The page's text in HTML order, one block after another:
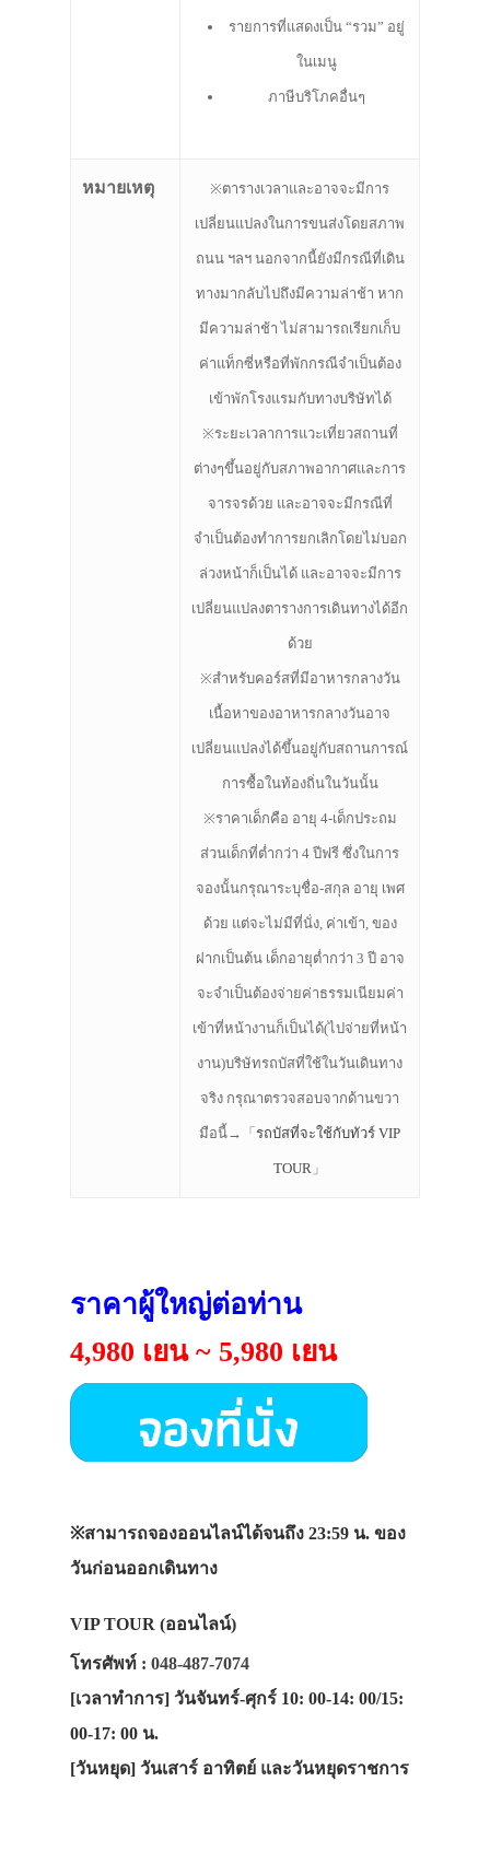
รายการที่แสดงเป็น “รวม” อยู่
ในเมนู
ภาษีบริโภคอื่นๆ
หมายเหตุ ※ตารางเวลาและอาจจะมีการ
เปลี่ยนแปลงในการขนส่งโดยสภาพ
ถนน ฯลฯ นอกจากนี้ยังมีกรณีที่เดิน
ทางมากลับไปถึงมีความล่าช้า หาก
มีความล่าช้า ไม่สามารถเรียกเก็บ
ค่าแท็กซี่หรือที่พักกรณีจำเป็นต้อง
เข้าพักโรงแรมกับทางบริษัทได้
※ระยะเวลาการแวะเที่ยวสถานที่
ต่างๆขึ้นอยู่กับสภาพอากาศและการ
จารจรด้วย และอาจจะมีกรณีที่
จำเป็นต้องทำการยกเลิกโดยไม่บอก
ล่วงหน้าก็เป็นได้ และอาจจะมีการ
เปลี่ยนแปลงตารางการเดินทางได้อีก
ด้วย
※สำหรับคอร์สที่มีอาหารกลางวัน
เนื้อหาของอาหารกลางวันอาจ
เปลี่ยนแปลงได้ขึ้นอยู่กับสถานการณ์
การซื้อในท้องถิ่นในวันนั้น
※ราคาเด็กคือ อายุ 4-เด็กประถม
ส่วนเด็กที่ต่ำกว่า 4 ปีฟรี ซึ่งในการ
จองนั้นกรุณาระบุชื่อ-สกุล อายุ เพศ
ด้วย แต่จะไม่มีที่นั่ง, ค่าเข้า, ของ
ฝากเป็นต้น เด็กอายุต่ำกว่า 3 ปี อาจ
จะจำเป็นต้องจ่ายค่าธรรมเนียมค่า
เข้าที่หน้างานก็เป็นได้(ไปจ่ายที่หน้า
งาน)บริษัทรถบัสที่ใช้ในวันเดินทาง
จริง กรุณาตรวจสอบจากด้านขวา
มือนี้→「 รถบัสที่จะใช้กับทัวร์ VIP
TOUR 」
ราคาผู้ใหญ่ต่อท่าน
4,980 เยน ~ 5,980 เยน
※สามารถจองออนไลน์ได้จนถึง 23:59 น. ของ
วันก่อนออกเดินทาง
VIP TOUR (ออนไลน์)
โทรศัพท์ : 048-487-7074
[เวลาทำการ] วันจันทร์-ศุกร์ 10: 00-14: 00/15:
00-17: 00 น.
[วันหยุด] วันเสาร์ อาทิตย์ และวันหยุดราชการ